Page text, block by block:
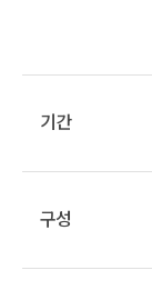
기간
구성